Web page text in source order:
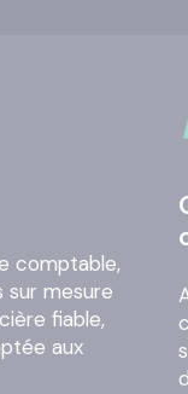
comptable,
sur mesure
fiable,
aux